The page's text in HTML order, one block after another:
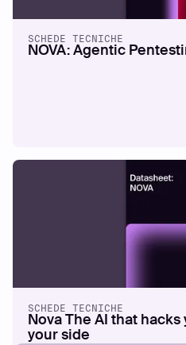
SCHEDE TECNICHE
NOVA: Agentic
SCHEDE TECNICHE
Nova The AI that
your side